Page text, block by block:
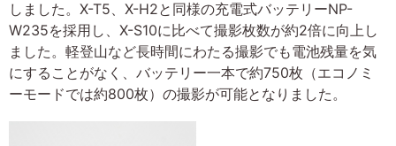
しました。X-T5、X-H2と同様の充電式バッテリーNP-
W235を採用し、X-S10に比べて撮影枚数が約2倍に向上し
ました。軽登山など長時間にわたる撮影でも電池残量を気
にすることがなく、バッテリー一本で約750枚（エコノミ
ーモードでは約800枚）の撮影が可能となりました。